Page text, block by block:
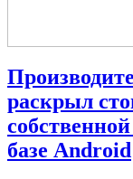
раскрыл
базе Android